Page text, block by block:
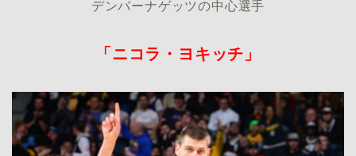
デンバーナゲッツの中心選手
「ニコラ・ヨキッチ」